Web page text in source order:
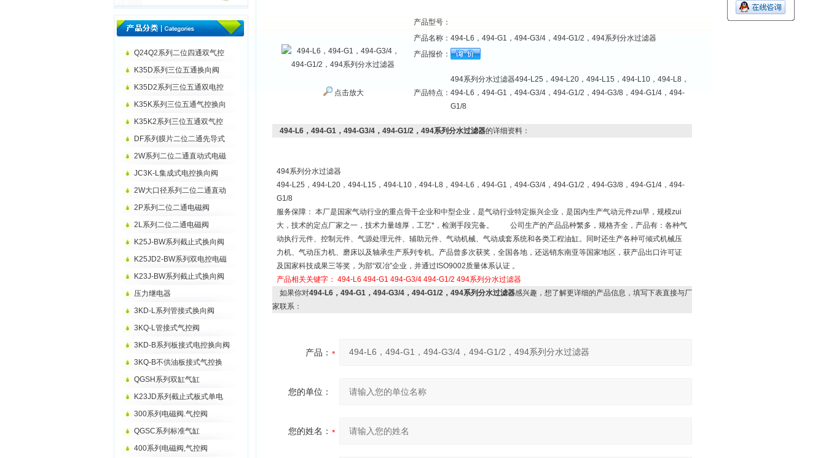
Q24Q2系列二位四通双气控
K35D系列三位五通换向阀
K35D2系列三位五通双电控
K35K系列三位五通气控换向
K35K2系列三位五通双气控
DF系列膜片二位二通先导式
2W系列二位二通直动式电磁
JC3K-L集成式电控换向阀
2W大口径系列二位二通直动
2P系列二位二通电磁阀
2L系列二位二通电磁阀
K25J-BW系列截止式换向阀
K25JD2-BW系列双电控电磁
K23J-BW系列截止式换向阀
压力继电器
3KD-L系列管接式换向阀
3KQ-L管接式气控阀
3KD-B系列板接式电控换向阀
3KQ-B不供油板接式气控换
QGSH系列双缸气缸
K23JD系列截止式板式单电
300系列电磁阀.气控阀
QGSC系列标准气缸
400系列电磁阀,气控阀
点击放大
产品型号：
产品名称： 494-L6，494-G1，494-G3/4，494-G1/2，494系列分水过滤器
产品报价：
产品特点：
494系列分水过滤器494-L25，494-L20，494-L15，494-L10，494-L8，
494-L6，494-G1，494-G3/4，494-G1/2，494-G3/8，494-G1/4，494-
G1/8
494-L6，494-G1，494-G3/4，494-G1/2，494系列分水过滤器的详细资料：
494系列分水过滤器
494-L25，494-L20，494-L15，494-L10，494-L8，494-L6，494-G1，494-G3/4，494-G1/2，494-G3/8，494-G1/4，494-
G1/8
服务保障： 本厂是国家气动行业的重点骨干企业和中型企业，是气动行业特定振兴企业，是国内生产气动元件zui早，规模zui
大，技术的定点厂家之一，技术力量雄厚，工艺*，检测手段完备。 公司生产的产品品种繁多，规格齐全，产品有：各种气
动执行元件、控制元件、气源处理元件、辅助元件、气动机械、气动成套系统和各类工程油缸。同时还生产各种可倾式机械压
力机、气动压力机、磨床以及轴承生产系列专机。产品曾多次获奖，全国各地，还远销东南亚等国家地区，获产品出口许可证
及国家科技成果三等奖，为部“双冶”企业，并通过ISO9002质量体系认证 。
产品相关关键字： 494-L6 494-G1 494-G3/4 494-G1/2 494系列分水过滤器
如果你对494-L6，494-G1，494-G3/4，494-G1/2，494系列分水过滤器感兴趣，想了解更详细的产品信息，填写下表直接与厂
家联系：
产品：
您的单位：
您的姓名：